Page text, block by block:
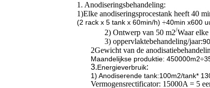
1. Anodiseringsbehandeling:
1)Elke anodiseringsprocestank heeft 40
(2 rack x 5 tank x 60min/h) ÷40min x600
2) Ontwerp van 50 m2/Waar
3) oppervlaktebehandeling/jaar:
2Gewicht van de
Maandelijkse produktie:
3.Energieverbruik:
1) Anodiserende tank:100m2/tank*
Vermogensrectificator: 15000A = 5